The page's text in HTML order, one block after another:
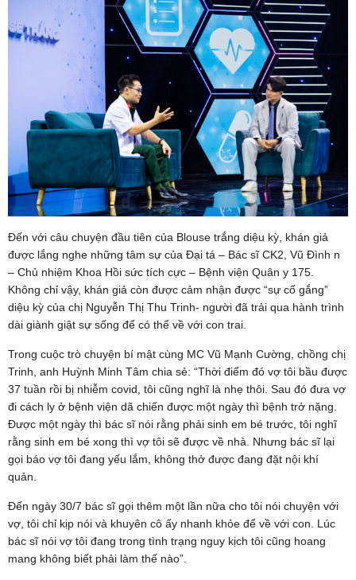
Đến với câu chuyện đầu tiên của Blouse trắng diệu kỳ, khán giả
được lắng nghe những tâm sự của Đại tá – Bác sĩ CK2, Vũ Đình n
– Chủ nhiệm Khoa Hồi sức tích cực – Bệnh viện Quân y 175.
Không chỉ vậy, khán giả còn được cảm nhận được “sự cố gắng”
diệu kỳ của chị Nguyễn Thị Thu Trinh- người đã trải qua hành trình
dài giành giật sự sống để có thể về với con trai.
Trong cuộc trò chuyện bí mật cùng MC Vũ Mạnh Cường, chồng chị
Trinh, anh Huỳnh Minh Tâm chia sẻ: “Thời điểm đó vợ tôi bầu được
37 tuần rồi bị nhiễm covid, tôi cũng nghĩ là nhẹ thôi. Sau đó đưa vợ
đi cách ly ở bệnh viện dã chiến được một ngày thì bệnh trở nặng.
Được một ngày thì bác sĩ nói rằng phải sinh em bé trước, tôi nghĩ
rằng sinh em bé xong thì vợ tôi sẽ được về nhà. Nhưng bác sĩ lại
gọi báo vợ tôi đang yếu lắm, không thở được đang đặt nội khí
quản.
Đến ngày 30/7 bác sĩ gọi thêm một lần nữa cho tôi nói chuyện với
vợ, tôi chỉ kịp nói và khuyên cô ấy nhanh khỏe để về với con. Lúc
bác sĩ nói vợ tôi đang trong tình trạng nguy kịch tôi cũng hoang
mang không biết phải làm thế nào”.